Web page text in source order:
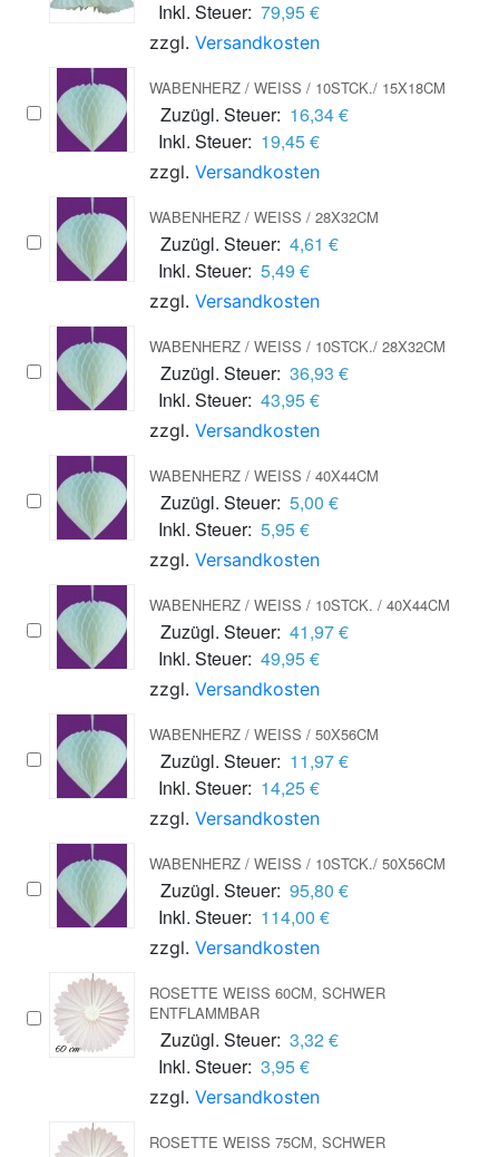
Inkl. Steuer: 79,95 €
zzgl. Versandkosten
WABENHERZ / WEISS / 10STCK./ 15X18CM
Zuzügl. Steuer: 16,34 €
Inkl. Steuer: 19,45 €
zzgl. Versandkosten
WABENHERZ / WEISS / 28X32CM
Zuzügl. Steuer: 4,61 €
Inkl. Steuer: 5,49 €
zzgl. Versandkosten
WABENHERZ / WEISS / 10STCK./ 28X32CM
Zuzügl. Steuer: 36,93 €
Inkl. Steuer: 43,95 €
zzgl. Versandkosten
WABENHERZ / WEISS / 40X44CM
Zuzügl. Steuer: 5,00 €
Inkl. Steuer: 5,95 €
zzgl. Versandkosten
WABENHERZ / WEISS / 10STCK. / 40X44CM
Zuzügl. Steuer: 41,97 €
Inkl. Steuer: 49,95 €
zzgl. Versandkosten
WABENHERZ / WEISS / 50X56CM
Zuzügl. Steuer: 11,97 €
Inkl. Steuer: 14,25 €
zzgl. Versandkosten
WABENHERZ / WEISS / 10STCK./ 50X56CM
Zuzügl. Steuer: 95,80 €
Inkl. Steuer: 114,00 €
zzgl. Versandkosten
ROSETTE WEISS 60CM, SCHWER E
NTFLAMMBAR
Zuzügl. Steuer: 3,32 €
Inkl. Steuer: 3,95 €
zzgl. Versandkosten
ROSETTE WEISS 75CM, SCHWER E